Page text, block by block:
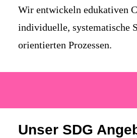
Wir entwickeln edukativen
individuelle, systematische
orientierten Prozessen.
Unser SDG